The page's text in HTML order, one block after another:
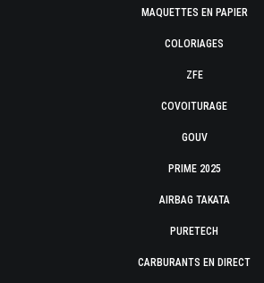
MAQUETTES EN PAPIER
COLORIAGES
ZFE
COVOITURAGE
GOUV
PRIME 2025
AIRBAG TAKATA
PURETECH
CARBURANTS EN DIRECT